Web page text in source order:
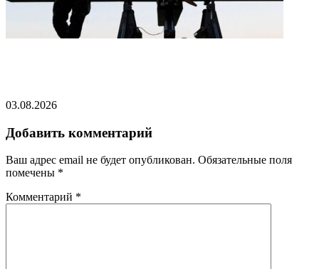
03.08.2026
Добавить комментарий
Ваш адрес email не будет опубликован. Обязательные поля
помечены *
Комментарий *